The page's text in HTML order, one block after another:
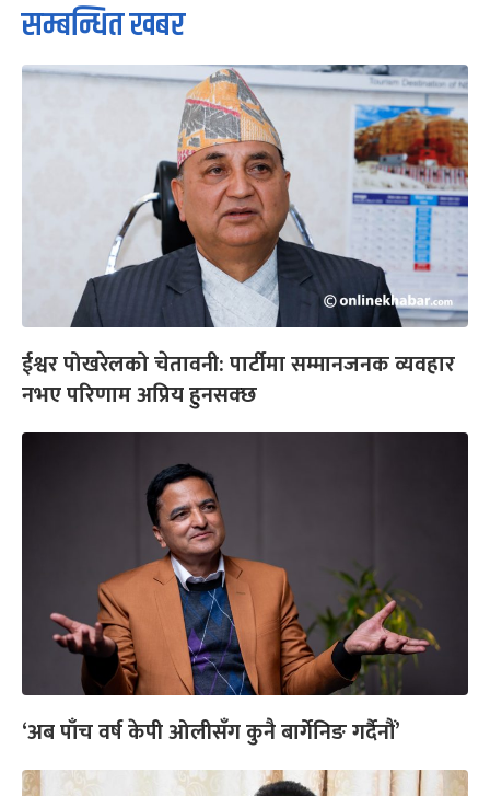
सम्बन्धित खबर
ईश्वर पोखरेलको चेतावनी: पार्टीमा सम्मानजनक व्यवहार
नभए परिणाम अप्रिय हुनसक्छ
‘अब पाँच वर्ष केपी ओलीसँग कुनै बार्गेनिङ गर्दैनौं’